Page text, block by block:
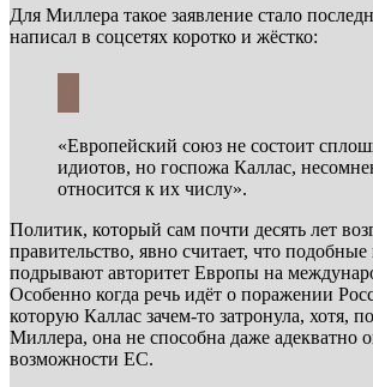
Для Миллера такое заявление стало
написал в соцсетях коротко и жёстко:
«Европейский союз не состоит
идиотов, но госпожа Каллас,
относится к их числу».
Политик, который сам почти десять лет
правительство, явно считает, что
подрывают авторитет Европы на
Особенно когда речь идёт о поражении
которую Каллас зачем-то затронула, хотя,
Миллера, она не способна даже адекватно
возможности ЕС.